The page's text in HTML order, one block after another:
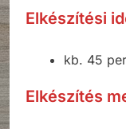
Elkészítési
kb. 45
Elkészítés